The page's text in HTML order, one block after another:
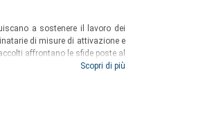
a sostenere il lavoro dei
di misure di attivazione e
affrontano le sfide poste al
un articolato mosaico di
sue numerose sfaccettature.
Scopri di più